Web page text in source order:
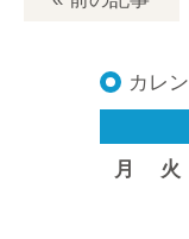
カレ
月
火